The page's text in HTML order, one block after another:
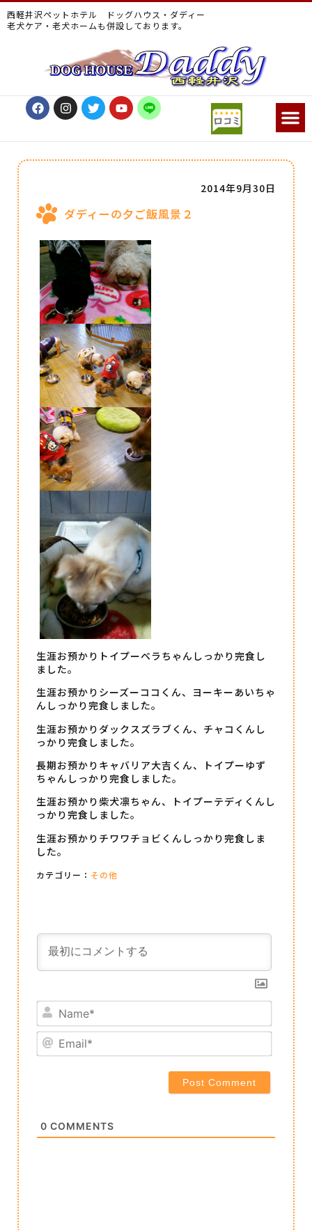
西軽井沢ペットホテル ドッグハウス・ダディー
老犬ケア・老犬ホームも併設しております。
ダディーの夕ご飯風景２
2014年9月30日
生涯お預かりトイプーベラちゃんしっかり完食し
ました。
生涯お預かりシーズーココくん、ヨーキーあいちゃ
んしっかり完食しました。
生涯お預かりダックスズラブくん、チャコくんし
っかり完食しました。
長期お預かりキャバリア大吉くん、トイプーゆず
ちゃんしっかり完食しました。
生涯お預かり柴犬凛ちゃん、トイプーテディくんし
っかり完食しました。
生涯お預かりチワワチョビくんしっかり完食しま
した。
カテゴリー： その他
Name*
Email*
0 COMMENTS